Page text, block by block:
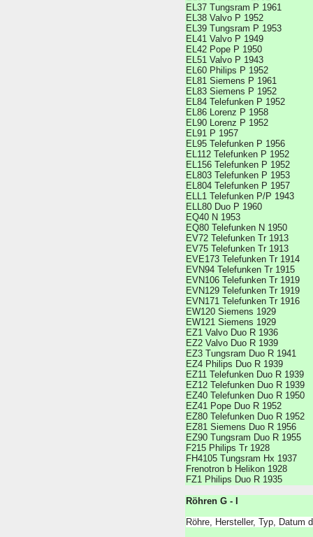
EL37 Tungsram P 1961
EL38 Valvo P 1952
EL39 Tungsram P 1953
EL41 Valvo P 1949
EL42 Pope P 1950
EL51 Valvo P 1943
EL60 Philips P 1952
EL81 Siemens P 1961
EL83 Siemens P 1952
EL84 Telefunken P 1952
EL86 Lorenz P 1958
EL90 Lorenz P 1952
EL91 P 1957
EL95 Telefunken P 1956
EL112 Telefunken P 1952
EL156 Telefunken P 1952
EL803 Telefunken P 1953
EL804 Telefunken P 1957
ELL1 Telefunken P/P 1943
ELL80 Duo P 1960
EQ40 N 1953
EQ80 Telefunken N 1950
EV72 Telefunken Tr 1913
EV75 Telefunken Tr 1913
EVE173 Telefunken Tr 1914
EVN94 Telefunken Tr 1915
EVN106 Telefunken Tr 1919
EVN129 Telefunken Tr 1919
EVN171 Telefunken Tr 1916
EW120 Siemens 1929
EW121 Siemens 1929
EZ1 Valvo Duo R 1936
EZ2 Valvo Duo R 1939
EZ3 Tungsram Duo R 1941
EZ4 Philips Duo R 1939
EZ11 Telefunken Duo R 1939
EZ12 Telefunken Duo R 1939
EZ40 Telefunken Duo R 1950
EZ41 Pope Duo R 1952
EZ80 Telefunken Duo R 1952
EZ81 Siemens Duo R 1956
EZ90 Tungsram Duo R 1955
F215 Philips Tr 1928
FH4105 Tungsram Hx 1937
Frenotron b Helikon 1928
FZ1 Philips Duo R 1935
Röhren G - I
Röhre, Hersteller, Typ, Datum